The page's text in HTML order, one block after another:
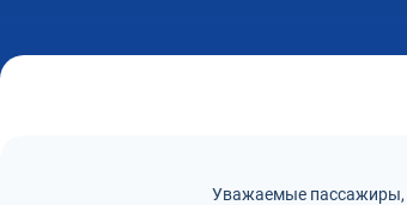
Уважаемые пассажиры,